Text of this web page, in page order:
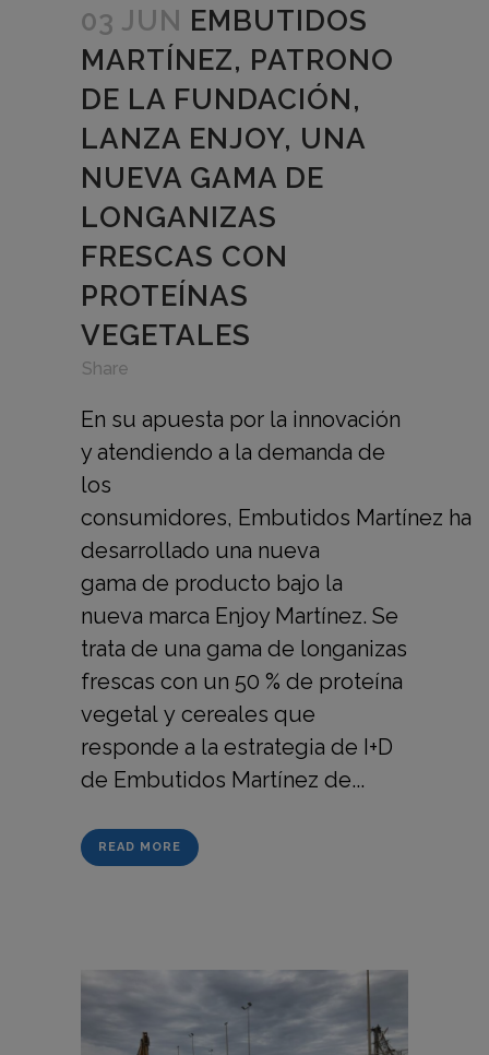
03 JUN EMBUTIDOS
MARTÍNEZ, PATRONO
DE LA FUNDACIÓN,
LANZA ENJOY, UNA
NUEVA GAMA DE
LONGANIZAS
FRESCAS CON
PROTEÍNAS
VEGETALES
Share
En su apuesta por la innovación
y atendiendo a la demanda de
los
consumidores, Embutidos Martínez ha
desarrollado una nueva
gama de producto bajo la
nueva marca Enjoy Martínez. Se
trata de una gama de longanizas
frescas con un 50 % de proteína
vegetal y cereales que
responde a la estrategia de I+D
de Embutidos Martínez de...
READ MORE